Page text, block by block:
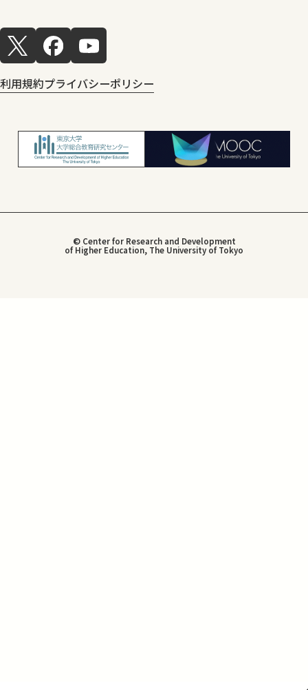
利用規約プライバシーポリシー
© Center for Research and Development
of Higher Education, The University of Tokyo